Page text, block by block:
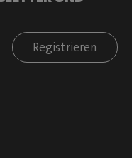
Registrieren